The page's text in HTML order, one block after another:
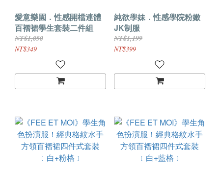
愛意樂園．性感開檔連體
百褶裙學生套裝二件組
NT$1,050
NT$349
純欲學妹．性感學院粉嫩
JK制服
NT$1,199
NT$399